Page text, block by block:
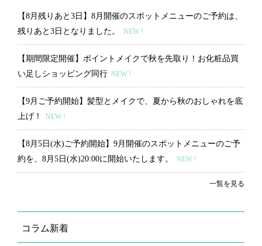
【8月残りあと3日】8月開催のスポットメニューのご予約は、
残りあと3日となりました。
NEW !
【期間限定開催】ポイントメイクで秋を先取り！お化粧品買
い足しショッピング同行 NEW !
【9月ご予約開始】髪型とメイクで、夏から秋のおしゃれを底
上げ！
NEW !
【8月5日(水)ご予約開始】9月開催のスポットメニューのご予
約を、8月5日(水)20:00に開始いたします。
NEW !
一覧を見る
コラム新着